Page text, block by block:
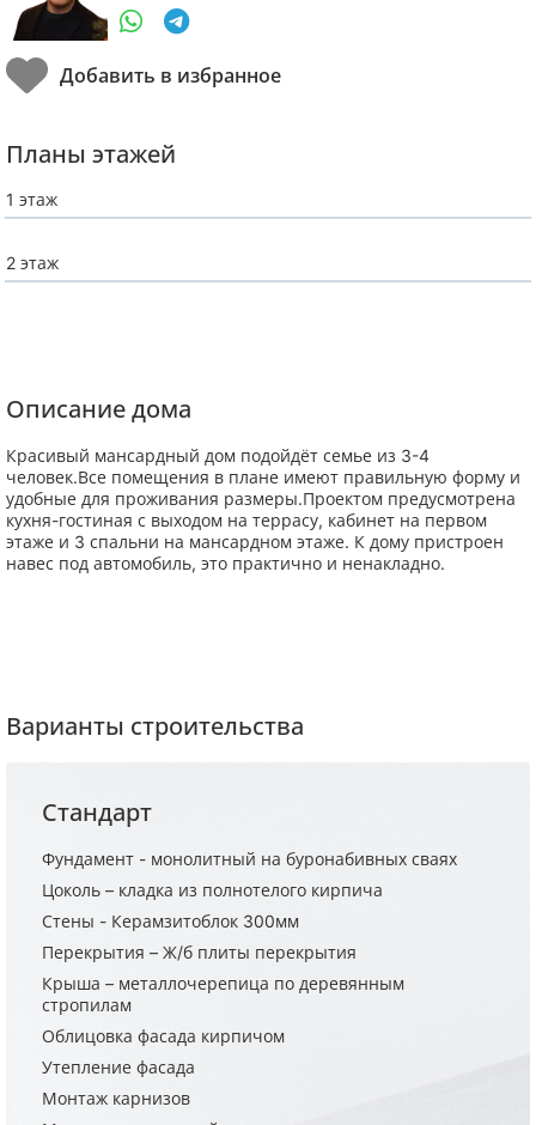
Планы этажей
1 этаж
2 этаж
Описание дома
Красивый мансардный дом подойдёт семье из 3-4
человек.Все помещения в плане имеют правильную форму и
удобные для проживания размеры.Проектом предусмотрена
кухня-гостиная с выходом на террасу, кабинет на первом
этаже и 3 спальни на мансардном этаже. К дому пристроен
навес под автомобиль, это практично и ненакладно.
Варианты строительства
Стандарт
Фундамент - монолитный на буронабивных сваях
Цоколь – кладка из полнотелого кирпича
Стены - Керамзитоблок 300мм
Перекрытия – Ж/б плиты перекрытия
Крыша – металлочерепица по деревянным
стропилам
Облицовка фасада кирпичом
Утепление фасада
Монтаж карнизов